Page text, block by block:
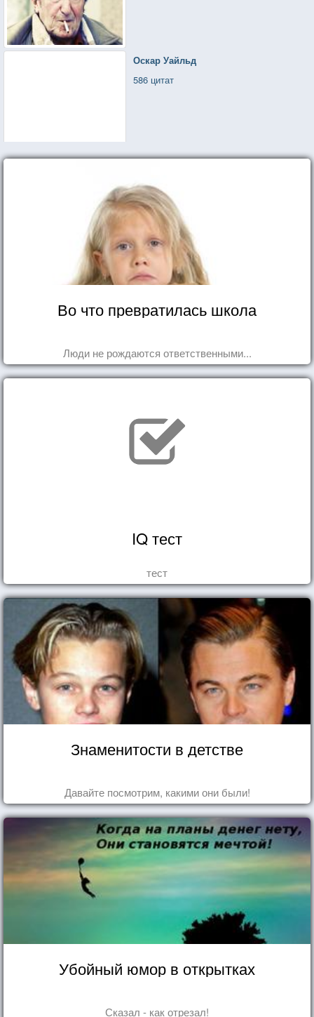
Оскар Уайльд
586 цитат
Во что превратилась школа
Люди не рождаются ответственными...
IQ тест
тест
Знаменитости в детстве
Давайте посмотрим, какими они были!
Убойный юмор в открытках
Сказал - как отрезал!